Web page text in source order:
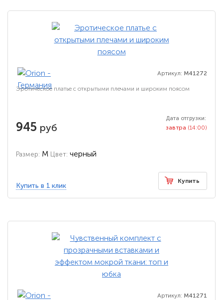
Артикул: M41272
Эротическое платье с открытыми плечами и широким поясом
945 руб
Дата отгрузки:
завтра (14:00)
Размер: M Цвет: черный
Купить в 1 клик
Купить
Артикул: M41271